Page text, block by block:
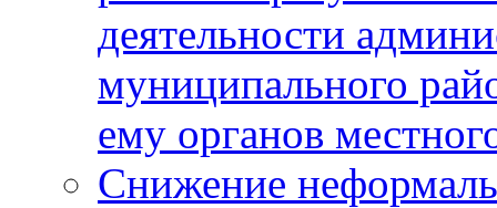
деятельности
муниципального
ему органов
Снижение